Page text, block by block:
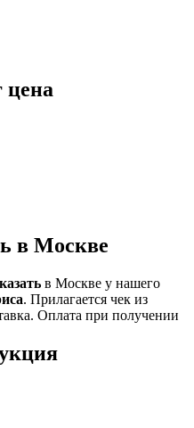
цена
в Москве
в Москве у нашего
. Прилагается чек из
Оплата при получении